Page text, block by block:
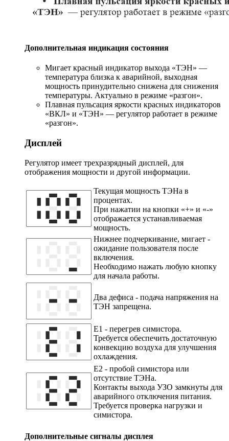
Дополнительная индикация состояния
Мигает красный индикатор выхода «ТЭН» —
температура близка к аварийной, выходная
мощность принудительно снижена для снижения
температуры. Актуально в режиме «разгон».
Плавная пульсация яркости красных индикаторов
«ВКЛ» и «ТЭН» — регулятор работает в режиме
«разгон».
Дисплей
Регулятор имеет трехразрядный дисплей, для
отображения мощности и другой информации.
Текущая мощность ТЭНа в
процентах.
При нажатии на кнопки «+» и «-»
отображается устанавливаемая
мощность.
Нижнее подчеркивание, мигает -
ожидание пользователя после
включения.
Необходимо нажать любую кнопку
для начала работы.
Два дефиса - подача напряжения на
ТЭН запрещена.
E1 - перегрев симистора.
Требуется обеспечить достаточную
конвекцию воздуха для улучшения
охлаждения.
E2 - пробой симистора или
отсутствие ТЭНа.
Контакты выхода УЗО замкнуты для
аварийного отключения питания.
Требуется проверка нагрузки и
симистора.
Дополнительные сигналы дисплея